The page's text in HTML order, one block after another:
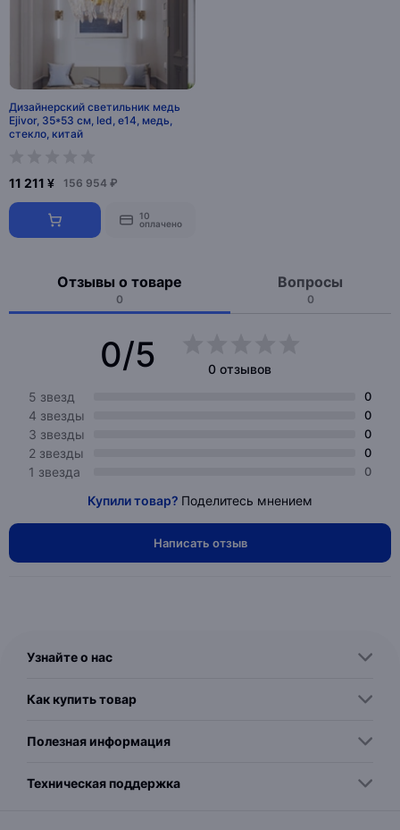
Дизайнерский светильник медь
Ejivor, 35*53 см, led, e14, медь,
стекло, китай
11 211 ¥ 156 954 ₽
10
оплачено
Отзывы о товаре
0
Вопросы
0
0/5
0 отзывов
5 звезд
0
4 звезды 0
3 звезды 0
2 звезды 0
1 звезда 0
Купили товар? Поделитесь мнением
Написать отзыв
Узнайте о нас
Как купить товар
Полезная информация
Техническая поддержка